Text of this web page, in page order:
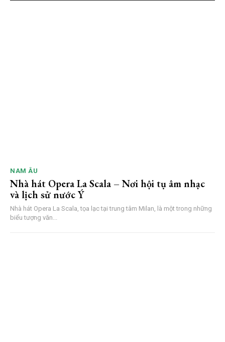
NAM ÂU
Nhà hát Opera La Scala – Nơi hội tụ âm nhạc
và lịch sử nước Ý
Nhà hát Opera La Scala, tọa lạc tại trung tâm Milan, là một trong những
biểu tượng văn...